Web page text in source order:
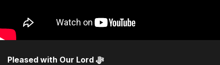
Pleased with Our Lord ﷻ